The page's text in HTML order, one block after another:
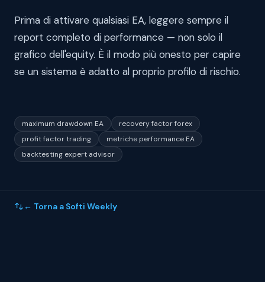
Prima di attivare qualsiasi EA, leggere sempre il
report completo di performance — non solo il
grafico dell'equity. È il modo più onesto per capire
se un sistema è adatto al proprio profilo di rischio.
maximum drawdown EA
recovery factor forex
profit factor trading
metriche performance EA
backtesting expert advisor
← Torna a Softi Weekly